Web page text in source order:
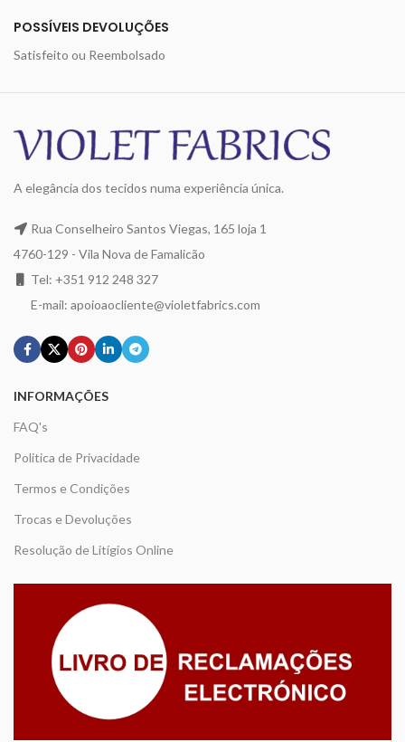
POSSÍVEIS DEVOLUÇÕES
Satisfeito ou Reembolsado
A elegância dos tecidos numa experiência única.
Rua Conselheiro Santos Viegas, 165 loja 1
4760-129 - Vila Nova de Famalicão
Tel: +351 912 248 327
E-mail: apoioaocliente@violetfabrics.com
INFORMAÇÕES
FAQ's
Politica de Privacidade
Termos e Condições
Trocas e Devoluções
Resolução de Litígios Online